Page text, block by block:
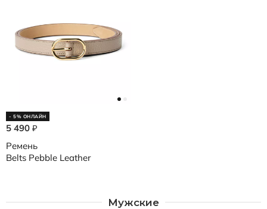
- 5% ОНЛАЙН
5 490 ₽
Ремень
Belts Pebble Leather
Мужские